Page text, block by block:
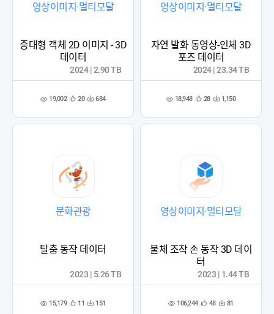
영상이미지·멀티모달
중대형 객체 2D 이미지 - 3D
데이터
조 19,002 관
록
20 다 684
2024 | 2.90 TB
영상이미지·멀티모달
자연 발화 동영상-인체 3D
포즈 데이터
조 18,948 관
록
28 다 1,150
2024 | 23.34 TB
문화관광
탈춤 동작 데이터
조 15,179 관 11 다 151
2023 | 5.26 TB
영상이미지·멀티모달
물체 조작 손 동작 3D 데이
터
조 106,244 관 48 다 81
2023 | 1.44 TB